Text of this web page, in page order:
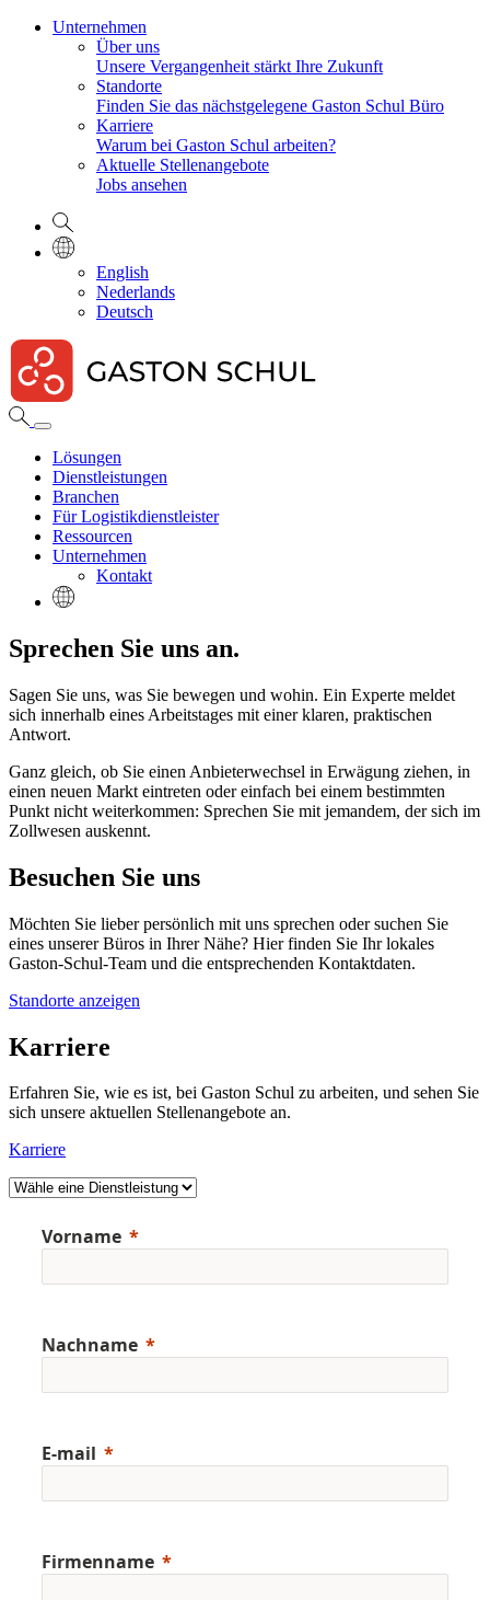
Unternehmen
Über uns
Unsere Vergangenheit stärkt Ihre Zukunft
Standorte
Finden Sie das nächstgelegene Gaston Schul Büro
Karriere
Warum bei Gaston Schul arbeiten?
Aktuelle Stellenangebote
Jobs ansehen
English
Nederlands
Deutsch
Lösungen
Dienstleistungen
Branchen
Für Logistikdienstleister
Ressourcen
Unternehmen
Kontakt
Sprechen Sie uns an.
Sagen Sie uns, was Sie bewegen und wohin. Ein Experte meldet
sich innerhalb eines Arbeitstages mit einer klaren, praktischen
Antwort.
Ganz gleich, ob Sie einen Anbieterwechsel in Erwägung ziehen, in
einen neuen Markt eintreten oder einfach bei einem bestimmten
Punkt nicht weiterkommen: Sprechen Sie mit jemandem, der sich im
Zollwesen auskennt.
Besuchen Sie uns
Möchten Sie lieber persönlich mit uns sprechen oder suchen Sie
eines unserer Büros in Ihrer Nähe? Hier finden Sie Ihr lokales
Gaston-Schul-Team und die entsprechenden Kontaktdaten.
Standorte anzeigen
Karriere
Erfahren Sie, wie es ist, bei Gaston Schul zu arbeiten, und sehen Sie
sich unsere aktuellen Stellenangebote an.
Karriere
Vorname
Nachname
E-mail
Firmenname